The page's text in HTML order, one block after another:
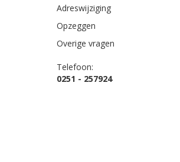
Adreswijziging
Opzeggen
Overige vragen
Telefoon:
0251 - 257924